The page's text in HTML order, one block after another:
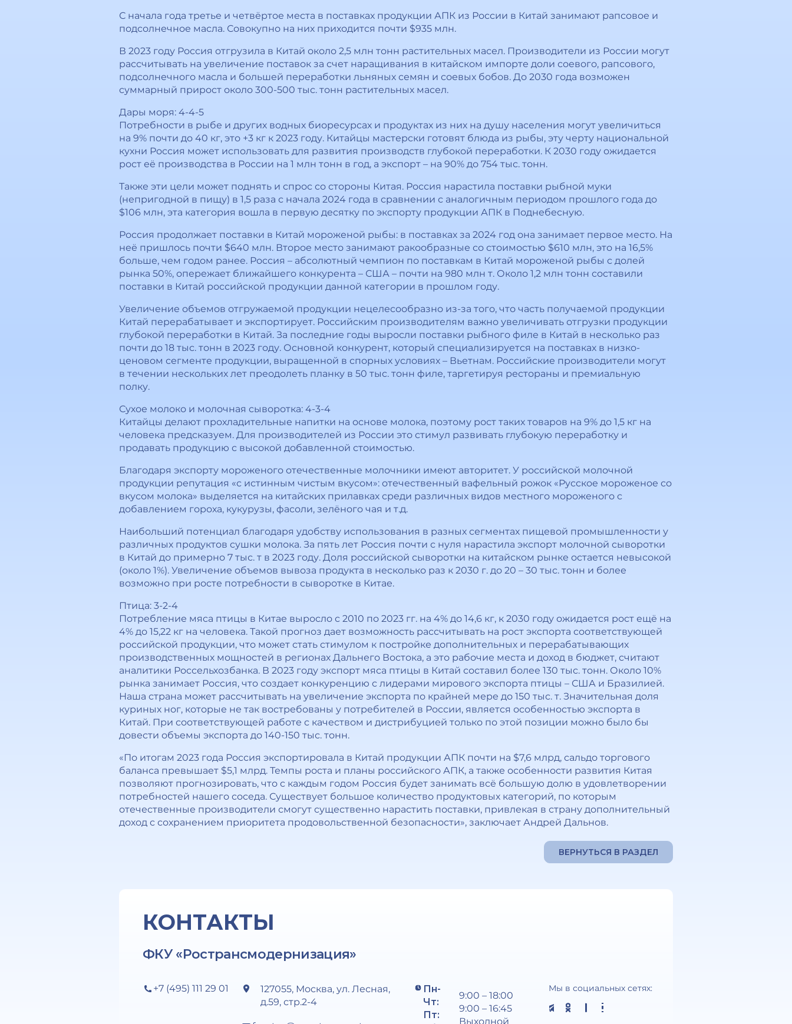
С начала года третье и четвёртое места в поставках продукции АПК из России в Китай занимают рапсовое и
подсолнечное масла. Совокупно на них приходится почти $935 млн.
В 2023 году Россия отгрузила в Китай около 2,5 млн тонн растительных масел. Производители из России могут
рассчитывать на увеличение поставок за счет наращивания в китайском импорте доли соевого, рапсового,
подсолнечного масла и большей переработки льняных семян и соевых бобов. До 2030 года возможен
суммарный прирост около 300-500 тыс. тонн растительных масел.
Дары моря: 4-4-5
Потребности в рыбе и других водных биоресурсах и продуктах из них на душу населения могут увеличиться
на 9% почти до 40 кг, это +3 кг к 2023 году. Китайцы мастерски готовят блюда из рыбы, эту черту национальной
кухни Россия может использовать для развития производств глубокой переработки. К 2030 году ожидается
рост её производства в России на 1 млн тонн в год, а экспорт – на 90% до 754 тыс. тонн.
Также эти цели может поднять и спрос со стороны Китая. Россия нарастила поставки рыбной муки
(непригодной в пищу) в 1,5 раза с начала 2024 года в сравнении с аналогичным периодом прошлого года до
$106 млн, эта категория вошла в первую десятку по экспорту продукции АПК в Поднебесную.
Россия продолжает поставки в Китай мороженой рыбы: в поставках за 2024 год она занимает первое место. На
неё пришлось почти $640 млн. Второе место занимают ракообразные со стоимостью $610 млн, это на 16,5%
больше, чем годом ранее. Россия – абсолютный чемпион по поставкам в Китай мороженой рыбы с долей
рынка 50%, опережает ближайшего конкурента – США – почти на 980 млн т. Около 1,2 млн тонн составили
поставки в Китай российской продукции данной категории в прошлом году.
Увеличение объемов отгружаемой продукции нецелесообразно из-за того, что часть получаемой продукции
Китай перерабатывает и экспортирует. Российским производителям важно увеличивать отгрузки продукции
глубокой переработки в Китай. За последние годы выросли поставки рыбного филе в Китай в несколько раз
почти до 18 тыс. тонн в 2023 году. Основной конкурент, который специализируется на поставках в низко-
ценовом сегменте продукции, выращенной в спорных условиях – Вьетнам. Российские производители могут
в течении нескольких лет преодолеть планку в 50 тыс. тонн филе, таргетируя рестораны и премиальную
полку.
Сухое молоко и молочная сыворотка: 4-3-4
Китайцы делают прохладительные напитки на основе молока, поэтому рост таких товаров на 9% до 1,5 кг на
человека предсказуем. Для производителей из России это стимул развивать глубокую переработку и
продавать продукцию с высокой добавленной стоимостью.
Благодаря экспорту мороженого отечественные молочники имеют авторитет. У российской молочной
продукции репутация «с истинным чистым вкусом»: отечественный вафельный рожок «Русское мороженое со
вкусом молока» выделяется на китайских прилавках среди различных видов местного мороженого с
добавлением гороха, кукурузы, фасоли, зелёного чая и т.д.
Наибольший потенциал благодаря удобству использования в разных сегментах пищевой промышленности у
различных продуктов сушки молока. За пять лет Россия почти с нуля нарастила экспорт молочной сыворотки
в Китай до примерно 7 тыс. т в 2023 году. Доля российской сыворотки на китайском рынке остается невысокой
(около 1%). Увеличение объемов вывоза продукта в несколько раз к 2030 г. до 20 – 30 тыс. тонн и более
возможно при росте потребности в сыворотке в Китае.
Птица: 3-2-4
Потребление мяса птицы в Китае выросло с 2010 по 2023 гг. на 4% до 14,6 кг, к 2030 году ожидается рост ещё на
4% до 15,22 кг на человека. Такой прогноз дает возможность рассчитывать на рост экспорта соответствующей
российской продукции, что может стать стимулом к постройке дополнительных и перерабатывающих
производственных мощностей в регионах Дальнего Востока, а это рабочие места и доход в бюджет, считают
аналитики Россельхозбанка. В 2023 году экспорт мяса птицы в Китай составил более 130 тыс. тонн. Около 10%
рынка занимает Россия, что создает конкуренцию с лидерами мирового экспорта птицы – США и Бразилией.
Наша страна может рассчитывать на увеличение экспорта по крайней мере до 150 тыс. т. Значительная доля
куриных ног, которые не так востребованы у потребителей в России, является особенностью экспорта в
Китай. При соответствующей работе с качеством и дистрибуцией только по этой позиции можно было бы
довести объемы экспорта до 140-150 тыс. тонн.
«По итогам 2023 года Россия экспортировала в Китай продукции АПК почти на $7,6 млрд, сальдо торгового
баланса превышает $5,1 млрд. Темпы роста и планы российского АПК, а также особенности развития Китая
позволяют прогнозировать, что с каждым годом Россия будет занимать всё большую долю в удовлетворении
потребностей нашего соседа. Существует большое количество продуктовых категорий, по которым
отечественные производители смогут существенно нарастить поставки, привлекая в страну дополнительный
доход с сохранением приоритета продовольственной безопасности», заключает Андрей Дальнов.
ВЕРНУТЬСЯ В РАЗДЕЛ
КОНТАКТЫ
ФКУ «Ространсмодернизация»
+7 (495) 111 29 01
127055, Москва, ул. Лесная,
д.59, стр.2-4
Пн-
Чт:
Пт:
9:00 – 18:00
9:00 – 16:45
Выходной
Мы в социальных сетях: